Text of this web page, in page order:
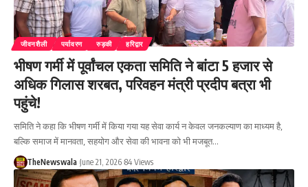
जीवनशैली पर्यावरण रुड़की हरिद्वार
भीषण गर्मी में पूर्वांचल एकता समिति ने बांटा 5 हजार से
अधिक गिलास शरबत, परिवहन मंत्री प्रदीप बत्रा भी
पहुंचे!
समिति ने कहा कि भीषण गर्मी में किया गया यह सेवा कार्य न केवल जनकल्याण का माध्यम है,
बल्कि समाज में मानवता, सहयोग और सेवा की भावना को भी मजबूत…
TheNewswala June 21, 2026 84 Views